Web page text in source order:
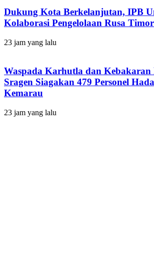
Dukung Kota Berkelanjutan, IPB
Kolaborasi Pengelolaan Rusa
23 jam yang lalu
Waspada Karhutla dan Kebakaran
Sragen Siagakan 479 Personel
Kemarau
23 jam yang lalu